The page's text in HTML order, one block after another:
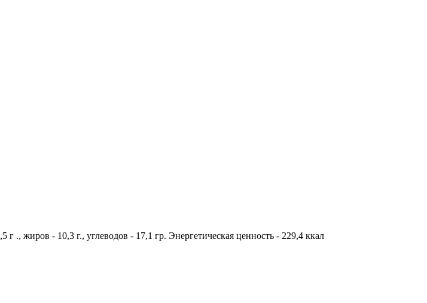
., жиров - 10,3 г., углеводов - 17,1 гр. Энергетическая ценность - 229,4 ккал